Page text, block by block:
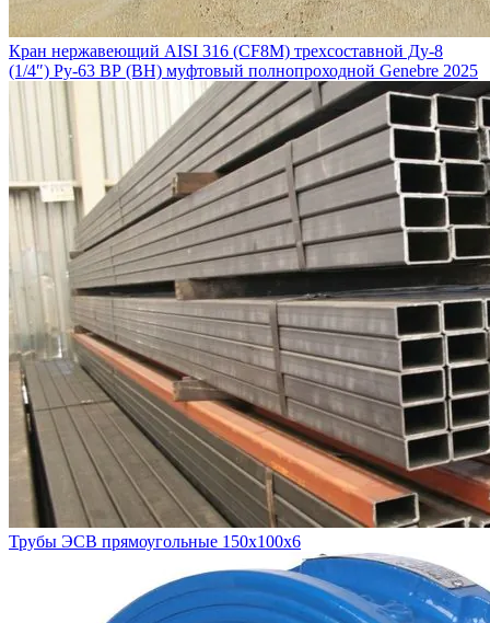
Кран нержавеющий AISI 316 (CF8M) трехсоставной Ду-8
(1/4″) Ру-63 ВР (ВН) муфтовый полнопроходной Genebre 2025
Трубы ЭСВ прямоугольные 150х100х6